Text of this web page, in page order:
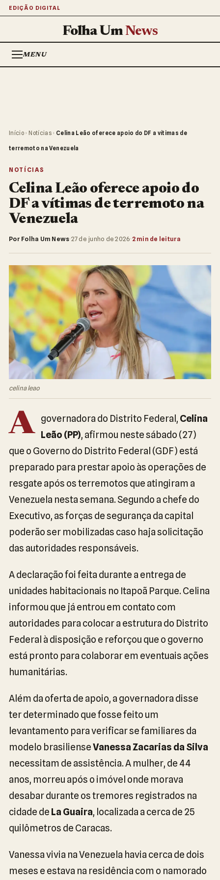
EDIÇÃO DIGITAL
Folha UmNews
MENU
Início › Notícias › Celina Leão oferece apoio do DF a vítimas de
terremoto na Venezuela
NOTÍCIAS
Celina Leão oferece apoio do
DF a vítimas de terremoto na
Venezuela
Por Folha Um News·27 de junho de 2026·2 min de leitura
celina leao
A governadora do Distrito Federal, Celina
Leão (PP), afirmou neste sábado (27)
que o Governo do Distrito Federal (GDF) está
preparado para prestar apoio às operações de
resgate após os terremotos que atingiram a
Venezuela nesta semana. Segundo a chefe do
Executivo, as forças de segurança da capital
poderão ser mobilizadas caso haja solicitação
das autoridades responsáveis.
A declaração foi feita durante a entrega de
unidades habitacionais no Itapoã Parque. Celina
informou que já entrou em contato com
autoridades para colocar a estrutura do Distrito
Federal à disposição e reforçou que o governo
está pronto para colaborar em eventuais ações
humanitárias.
Além da oferta de apoio, a governadora disse
ter determinado que fosse feito um
levantamento para verificar se familiares da
modelo brasilienseVanessa Zacarias da Silva
necessitam de assistência. A mulher, de 44
anos, morreu após o imóvel onde morava
desabar durante os tremores registrados na
cidade de La Guaira, localizada a cerca de 25
quilômetros de Caracas.
Vanessa vivia na Venezuela havia cerca de dois
meses e estava na residência com o namorado